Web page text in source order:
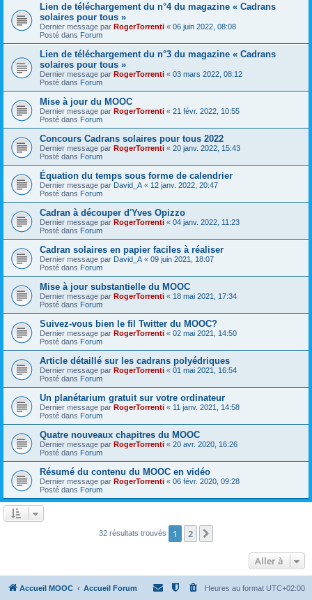
Lien de téléchargement du n°4 du magazine « Cadrans
solaires pour tous »
Dernier message par RogerTorrenti « 06 juin 2022, 08:08
Posté dans Forum
Lien de téléchargement du n°3 du magazine « Cadrans
solaires pour tous »
Dernier message par RogerTorrenti « 03 mars 2022, 08:12
Posté dans Forum
Mise à jour du MOOC
Dernier message par RogerTorrenti « 21 févr. 2022, 10:55
Posté dans Forum
Concours Cadrans solaires pour tous 2022
Dernier message par RogerTorrenti « 20 janv. 2022, 15:43
Posté dans Forum
Équation du temps sous forme de calendrier
Dernier message par David_A « 12 janv. 2022, 20:47
Posté dans Forum
Cadran à découper d'Yves Opizzo
Dernier message par RogerTorrenti « 04 janv. 2022, 11:23
Posté dans Forum
Cadran solaires en papier faciles à réaliser
Dernier message par David_A « 09 juin 2021, 18:07
Posté dans Forum
Mise à jour substantielle du MOOC
Dernier message par RogerTorrenti « 18 mai 2021, 17:34
Posté dans Forum
Suivez-vous bien le fil Twitter du MOOC?
Dernier message par RogerTorrenti « 02 mai 2021, 14:50
Posté dans Forum
Article détaillé sur les cadrans polyédriques
Dernier message par RogerTorrenti « 01 mai 2021, 16:54
Posté dans Forum
Un planétarium gratuit sur votre ordinateur
Dernier message par RogerTorrenti « 11 janv. 2021, 14:58
Posté dans Forum
Quatre nouveaux chapitres du MOOC
Dernier message par RogerTorrenti « 20 avr. 2020, 16:26
Posté dans Forum
Résumé du contenu du MOOC en vidéo
Dernier message par RogerTorrenti « 06 févr. 2020, 09:28
Posté dans Forum
32 résultats trouvés 1 2
Aller à
Accueil MOOC Accueil Forum Heures au format UTC+02:00